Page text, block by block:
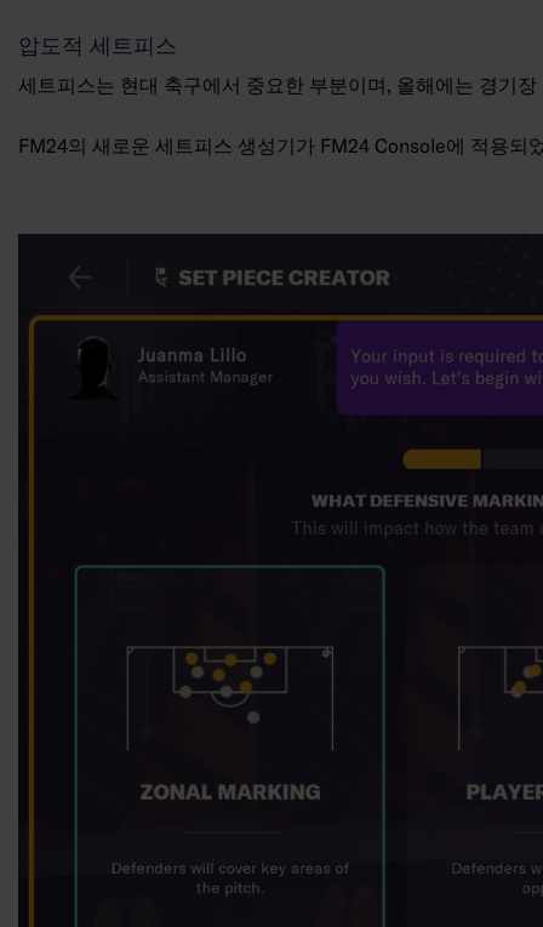
압도적 세트피스
세트피스는 현대 축구에서 중요한 부분이며, 올해에는 경기
FM24의 새로운 세트피스 생성기가 FM24 Console에 적용